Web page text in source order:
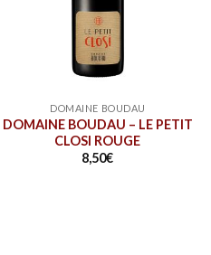
DOMAINE BOUDAU
DOMAINE BOUDAU – LE PETIT
CLOSI ROUGE
8,50€